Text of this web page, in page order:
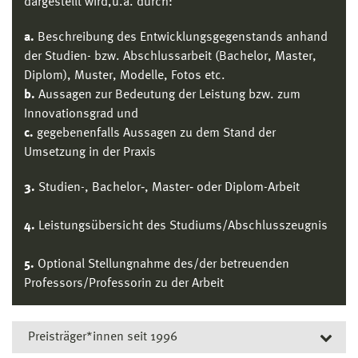
a. Beschreibung des Entwicklungsgegenstands anhand
der Studien- bzw. Abschlussarbeit (Bachelor, Master,
Diplom), Muster, Modelle, Fotos etc.
b. Aussagen zur Bedeutung der Leistung bzw. zum
Innovationsgrad und
c. gegebenenfalls Aussagen zu dem Stand der
Umsetzung in der Praxis
3. Studien-, Bachelor‐, Master‐ oder Diplom-Arbeit
4. Leistungsübersicht des Studiums/Abschlusszeugnis
5. Optional Stellungnahme des/der betreuenden
Professors/Professorin zu der Arbeit
Preisträger*innen seit 1996